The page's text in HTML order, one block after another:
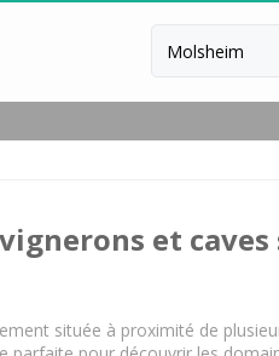
et
située à proximité de